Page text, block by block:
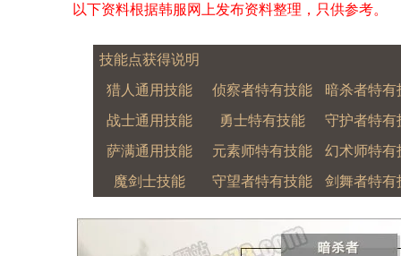
以下资料根据韩服网上发布资料整理，只供参考。
技能点获得说明
猎人通用技能
侦察者特有技能
暗杀者特有
战士通用技能
勇士特有技能
守护者特有
萨满通用技能
元素师特有技能
幻术师特有
魔剑士技能
守望者特有技能 剑舞者特有